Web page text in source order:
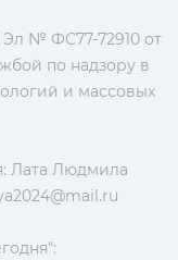
№ ФС77-72910 от
по надзору в
и массовых
Лата Людмила